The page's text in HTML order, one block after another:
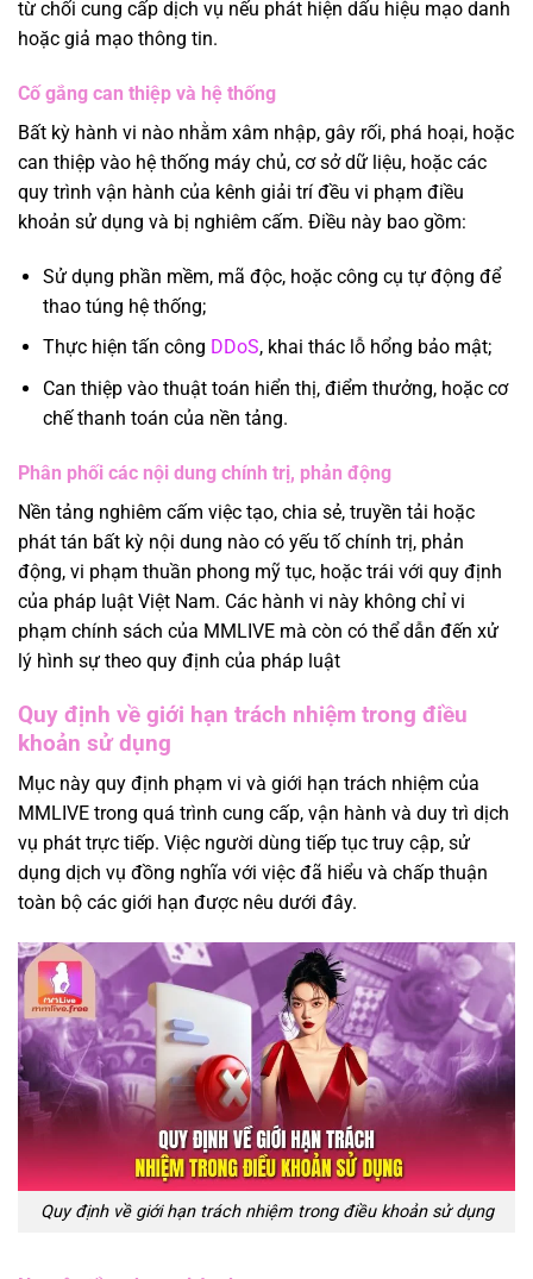
từ chối cung cấp dịch vụ nếu phát hiện dấu hiệu mạo danh
hoặc giả mạo thông tin.
Cố gắng can thiệp và hệ thống
Bất kỳ hành vi nào nhằm xâm nhập, gây rối, phá hoại, hoặc
can thiệp vào hệ thống máy chủ, cơ sở dữ liệu, hoặc các
quy trình vận hành của kênh giải trí đều vi phạm điều
khoản sử dụng và bị nghiêm cấm. Điều này bao gồm:
Sử dụng phần mềm, mã độc, hoặc công cụ tự động để
thao túng hệ thống;
Thực hiện tấn công DDoS, khai thác lỗ hổng bảo mật;
Can thiệp vào thuật toán hiển thị, điểm thưởng, hoặc cơ
chế thanh toán của nền tảng.
Phân phối các nội dung chính trị, phản động
Nền tảng nghiêm cấm việc tạo, chia sẻ, truyền tải hoặc
phát tán bất kỳ nội dung nào có yếu tố chính trị, phản
động, vi phạm thuần phong mỹ tục, hoặc trái với quy định
của pháp luật Việt Nam. Các hành vi này không chỉ vi
phạm chính sách của MMLIVE mà còn có thể dẫn đến xử
lý hình sự theo quy định của pháp luật
Quy định về giới hạn trách nhiệm trong điều
khoản sử dụng
Mục này quy định phạm vi và giới hạn trách nhiệm của
MMLIVE trong quá trình cung cấp, vận hành và duy trì dịch
vụ phát trực tiếp. Việc người dùng tiếp tục truy cập, sử
dụng dịch vụ đồng nghĩa với việc đã hiểu và chấp thuận
toàn bộ các giới hạn được nêu dưới đây.
Quy định về giới hạn trách nhiệm trong điều khoản sử dụng